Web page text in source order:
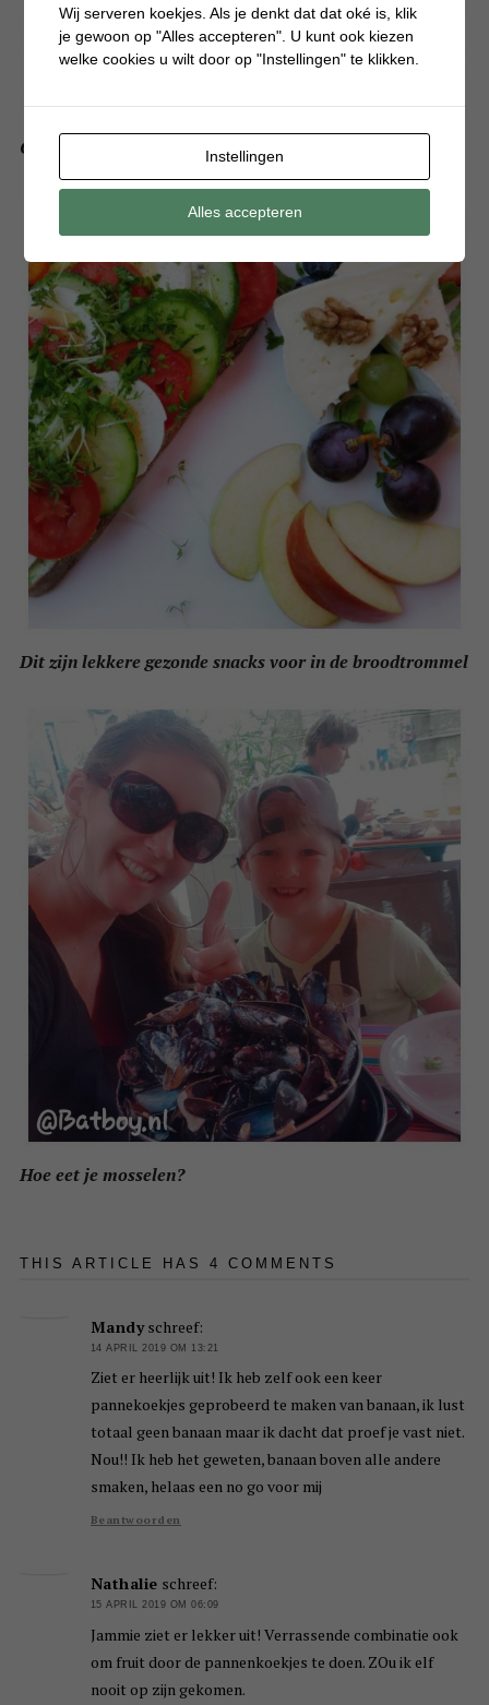
Groentesapjes voor kinderen ja of nee?
Dit zijn lekkere gezonde snacks voor in de broodtrommel
Hoe eet je mosselen?
THIS ARTICLE HAS 4 COMMENTS
Mandyschreef:
14 APRIL 2019 OM 13:21
Ziet er heerlijk uit! Ik heb zelf ook een keer
pannekoekjes geprobeerd te maken van banaan, ik lust
totaal geen banaan maar ik dacht dat proef je vast niet.
Nou!! Ik heb het geweten, banaan boven alle andere
smaken, helaas een no go voor mij
Beantwoorden
Nathalie schreef:
15 APRIL 2019 OM 06:09
Jammie ziet er lekker uit! Verrassende combinatie ook
om fruit door de pannenkoekjes te doen. ZOu ik elf
nooit op zijn gekomen.
Wij serveren koekjes. Als je denkt dat dat oké is, klik
je gewoon op "Alles accepteren". U kunt ook kiezen
welke cookies u wilt door op "Instellingen" te klikken.
Instellingen
Alles accepteren